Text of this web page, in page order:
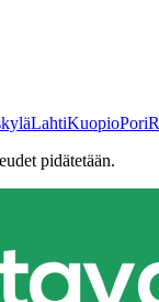
LahtiKuopioPori
pidätetään.